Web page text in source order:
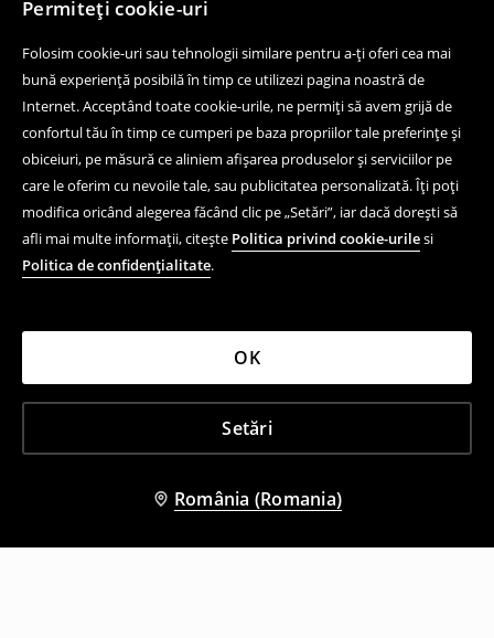
Permiteți cookie-uri
Folosim cookie-uri sau tehnologii similare pentru a-ți oferi cea mai
bună experiență posibilă în timp ce utilizezi pagina noastră de
Internet. Acceptând toate cookie-urile, ne permiți să avem grijă de
confortul tău în timp ce cumperi pe baza propriilor tale preferințe și
obiceiuri, pe măsură ce aliniem afișarea produselor și serviciilor pe
care le oferim cu nevoile tale, sau publicitatea personalizată. Îți poți
modifica oricând alegerea făcând clic pe „Setări”, iar dacă dorești să
afli mai multe informații, citește Politica privind cookie-urilesi
Politica de confidențialitate.
Setări
OK
România (Romania)